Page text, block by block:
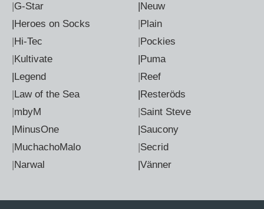
|G-Star
|Heroes on Socks
|Hi-Tec
|Kultivate
|Legend
|Law of the Sea
|mbyM
|MinusOne
|MuchachoMalo
|Narwal
|Neuw
|Plain
|Pockies
|Puma
|Reef
|Resteröds
|Saint Steve
|Saucony
|Secrid
|Vänner